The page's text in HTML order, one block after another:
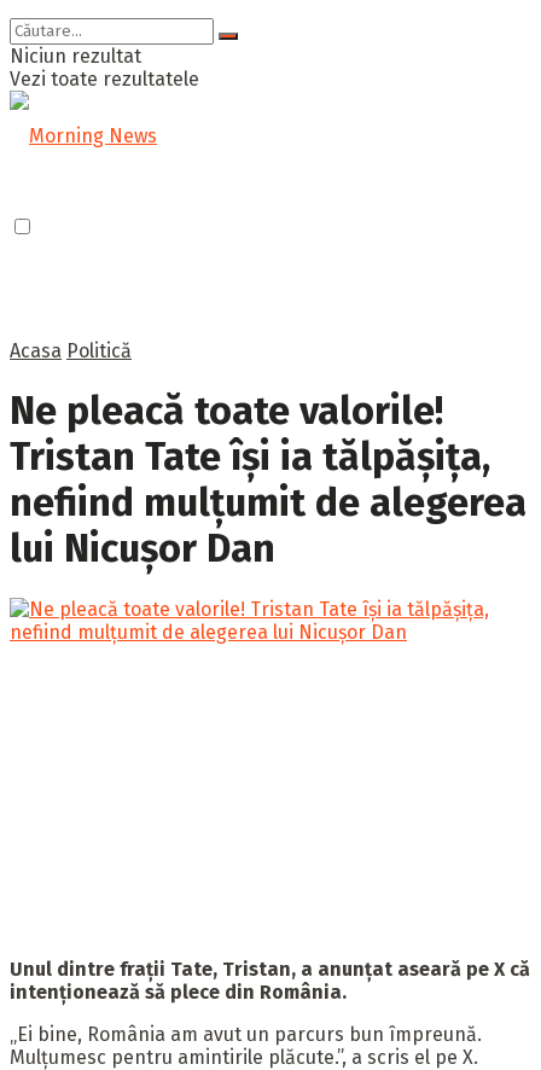
Niciun rezultat
Vezi toate rezultatele
Acasa Politică
Ne pleacă toate valorile!
Tristan Tate își ia tălpășița,
nefiind mulțumit de alegerea
lui Nicușor Dan
Unul dintre frații Tate, Tristan, a anunțat aseară pe X că
intenționează să plece din România.
„Ei bine, România am avut un parcurs bun împreună.
Mulțumesc pentru amintirile plăcute.”, a scris el pe X.